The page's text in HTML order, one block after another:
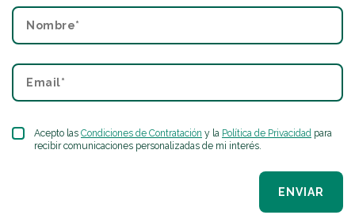
Acepto las Condiciones de Contratación y la Política de Privacidad para
recibir comunicaciones personalizadas de mi interés.
ENVIAR